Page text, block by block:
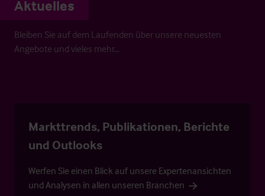
Aktuelles
Bleiben Sie auf dem Laufenden über unsere neuesten
Angebote und vieles mehr…
Markttrends, Publikationen, Berichte
und Outlooks
Werfen Sie einen Blick auf unsere Expertenansichten
und Analysen in allen unseren Branchen